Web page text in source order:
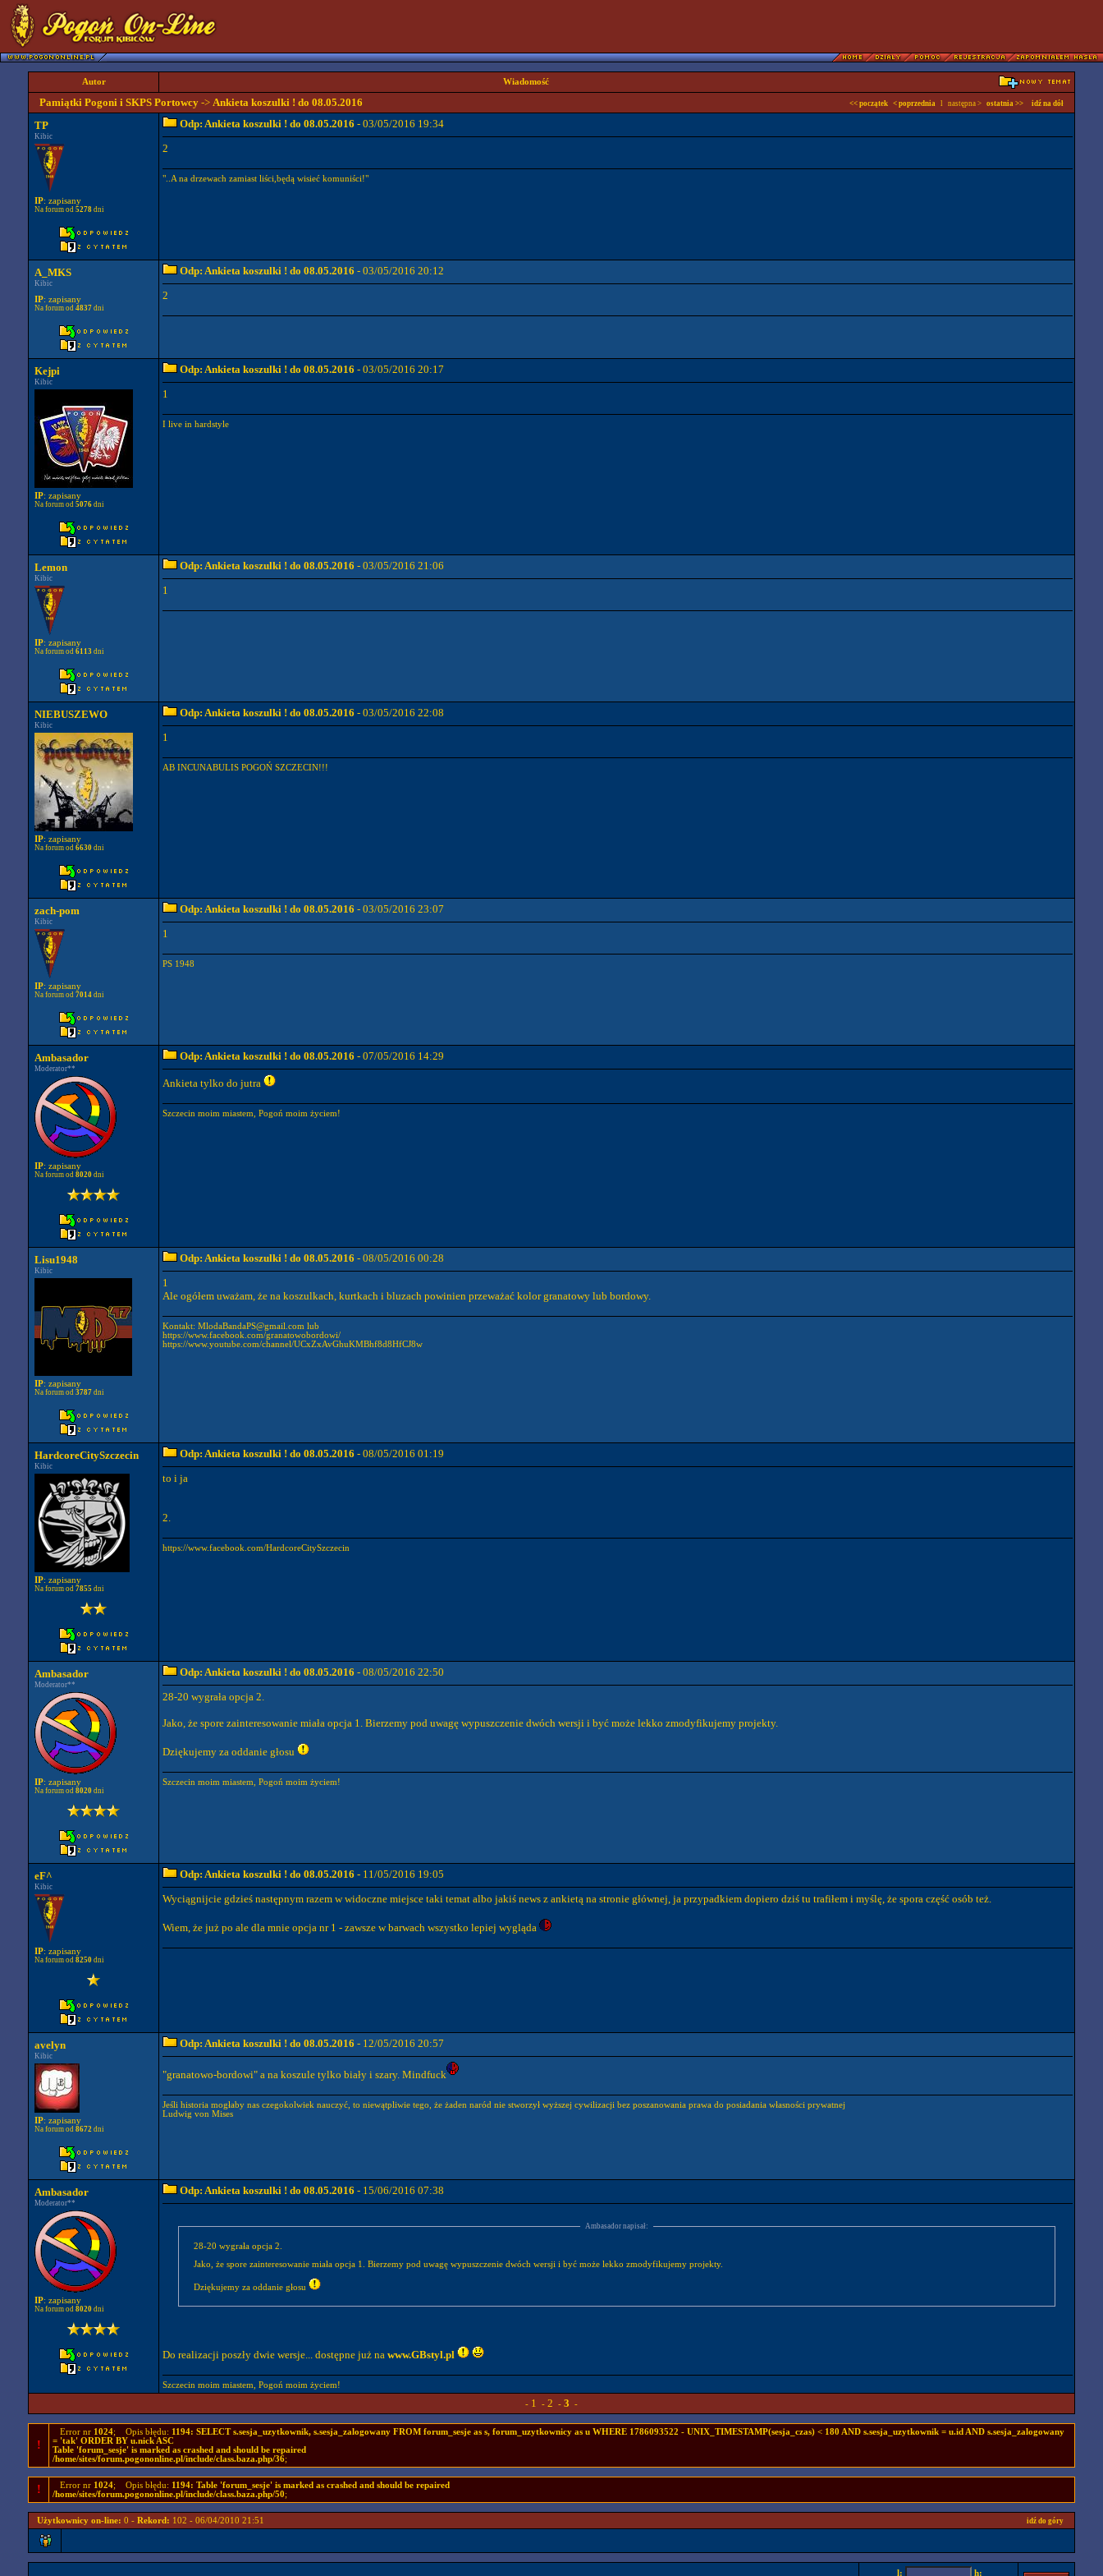
Autor Wiadomość
Pamiątki Pogoni i SKPS Portowcy -> Ankieta koszulki ! do 08.05.2016 << początek < poprzednia l następna > ostatnia >> idź na dół
TP
Kibic
IP: zapisany
Na forum od 5278 dni
Odp: Ankieta koszulki ! do 08.05.2016 - 03/05/2016 19:34
2
"..A na drzewach zamiast liści,będą wisieć komuniści!"
A_MKS
Kibic
IP: zapisany
Na forum od 4837 dni
Odp: Ankieta koszulki ! do 08.05.2016 - 03/05/2016 20:12
2
Kejpi
Kibic
IP: zapisany
Na forum od 5076 dni
Odp: Ankieta koszulki ! do 08.05.2016 - 03/05/2016 20:17
1
I live in hardstyle
Lemon
Kibic
IP: zapisany
Na forum od 6113 dni
Odp: Ankieta koszulki ! do 08.05.2016 - 03/05/2016 21:06
1
NIEBUSZEWO
Kibic
IP: zapisany
Na forum od 6630 dni
Odp: Ankieta koszulki ! do 08.05.2016 - 03/05/2016 22:08
1
AB INCUNABULIS POGOŃ SZCZECIN!!!
zach-pom
Kibic
IP: zapisany
Na forum od 7014 dni
Odp: Ankieta koszulki ! do 08.05.2016 - 03/05/2016 23:07
1
PS 1948
Ambasador
Moderator**
IP: zapisany
Na forum od 8020 dni
Odp: Ankieta koszulki ! do 08.05.2016 - 07/05/2016 14:29
Ankieta tylko do jutra
Szczecin moim miastem, Pogoń moim życiem!
Lisu1948
Kibic
IP: zapisany
Na forum od 3787 dni
Odp: Ankieta koszulki ! do 08.05.2016 - 08/05/2016 00:28
1
Ale ogółem uważam, że na koszulkach, kurtkach i bluzach powinien przeważać kolor granatowy lub bordowy.
Kontakt: MlodaBandaPS@gmail.com lub
https://www.facebook.com/granatowobordowi/
https://www.youtube.com/channel/UCxZxAvGhuKMBhf8d8HfCJ8w
HardcoreCitySzczecin
Kibic
IP: zapisany
Na forum od 7855 dni
Odp: Ankieta koszulki ! do 08.05.2016 - 08/05/2016 01:19
to i ja
2.
https://www.facebook.com/HardcoreCitySzczecin
Ambasador
Moderator**
IP: zapisany
Na forum od 8020 dni
Odp: Ankieta koszulki ! do 08.05.2016 - 08/05/2016 22:50
28-20 wygrała opcja 2.
Jako, że spore zainteresowanie miała opcja 1. Bierzemy pod uwagę wypuszczenie dwóch wersji i być może lekko zmodyfikujemy projekty.
Dziękujemy za oddanie głosu
Szczecin moim miastem, Pogoń moim życiem!
eF^
Kibic
IP: zapisany
Na forum od 8250 dni
Odp: Ankieta koszulki ! do 08.05.2016 - 11/05/2016 19:05
Wyciągnijcie gdzieś następnym razem w widoczne miejsce taki temat albo jakiś news z ankietą na stronie głównej, ja przypadkiem dopiero dziś tu trafiłem i myślę, że spora część osób też.
Wiem, że już po ale dla mnie opcja nr 1 - zawsze w barwach wszystko lepiej wygląda
avelyn
Kibic
IP: zapisany
Na forum od 8672 dni
Odp: Ankieta koszulki ! do 08.05.2016 - 12/05/2016 20:57
"granatowo-bordowi" a na koszule tylko biały i szary. Mindfuck
Jeśli historia mogłaby nas czegokolwiek nauczyć, to niewątpliwie tego, że żaden naród nie stworzył wyższej cywilizacji bez poszanowania prawa do posiadania własności prywatnej
Ludwig von Mises
Ambasador
Moderator**
IP: zapisany
Na forum od 8020 dni
Odp: Ankieta koszulki ! do 08.05.2016 - 15/06/2016 07:38
Ambasador napisał:
28-20 wygrała opcja 2.
Jako, że spore zainteresowanie miała opcja 1. Bierzemy pod uwagę wypuszczenie dwóch wersji i być może lekko zmodyfikujemy projekty.
Dziękujemy za oddanie głosu
Do realizacji poszły dwie wersje... dostępne już na www.GBstyl.pl
Szczecin moim miastem, Pogoń moim życiem!
- 1 - 2 - 3 -
!
Error nr 1024; Opis błędu: 1194: SELECT s.sesja_uzytkownik, s.sesja_zalogowany FROM forum_sesje as s, forum_uzytkownicy as u WHERE 1786093522 - UNIX_TIMESTAMP(sesja_czas) < 180 AND s.sesja_uzytkownik = u.id AND s.sesja_zalogowany
= 'tak' ORDER BY u.nick ASC
Table 'forum_sesje' is marked as crashed and should be repaired
/home/sites/forum.pogononline.pl/include/class.baza.php/36;
! Error nr 1024; Opis błędu: 1194: Table 'forum_sesje' is marked as crashed and should be repaired
/home/sites/forum.pogononline.pl/include/class.baza.php/50;
idź do góry
Użytkownicy on-line: 0 - Rekord: 102 - 06/04/2010 21:51
l: h: